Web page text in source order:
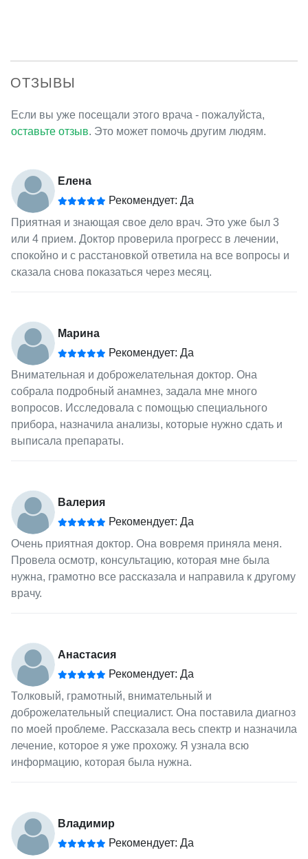
ОТЗЫВЫ
Если вы уже посещали этого врача - пожалуйста,
оставьте отзыв. Это может помочь другим людям.
Елена
Рекомендует: Да
Приятная и знающая свое дело врач. Это уже был 3
или 4 прием. Доктор проверила прогресс в лечении,
спокойно и с расстановкой ответила на все вопросы и
сказала снова показаться через месяц.
Марина
Рекомендует: Да
Внимательная и доброжелательная доктор. Она
собрала подробный анамнез, задала мне много
вопросов. Исследовала с помощью специального
прибора, назначила анализы, которые нужно сдать и
выписала препараты.
Валерия
Рекомендует: Да
Очень приятная доктор. Она вовремя приняла меня.
Провела осмотр, консультацию, которая мне была
нужна, грамотно все рассказала и направила к другому
врачу.
Анастасия
Рекомендует: Да
Толковый, грамотный, внимательный и
доброжелательный специалист. Она поставила диагноз
по моей проблеме. Рассказала весь спектр и назначила
лечение, которое я уже прохожу. Я узнала всю
информацию, которая была нужна.
Владимир
Рекомендует: Да